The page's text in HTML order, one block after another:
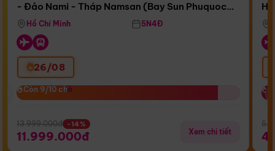
Bay Sun Phuquoc Airways
- Đảo Nami - Tháp Namsan (Bay Sun Phuquoc
Airways)
Hồ Chí Minh 5N4Đ
26/08
Còn 9/10 chỗ
Còn 9/10 chỗ
13.999.000đ -14%
11.999.000đ Xem chi tiết